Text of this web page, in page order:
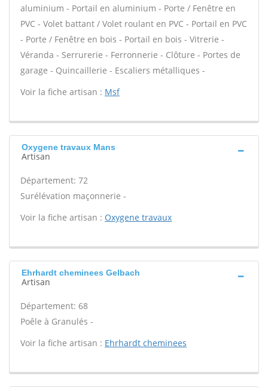
aluminium - Portail en aluminium - Porte / Fenêtre en
PVC - Volet battant / Volet roulant en PVC - Portail en PVC
- Porte / Fenêtre en bois - Portail en bois - Vitrerie -
Véranda - Serrurerie - Ferronnerie - Clôture - Portes de
garage - Quincaillerie - Escaliers métalliques -
Voir la fiche artisan : Msf
Oxygene travaux Mans
Artisan
Département: 72
Surélévation maçonnerie -
Voir la fiche artisan : Oxygene travaux
Ehrhardt cheminees Gelbach
Artisan
Département: 68
Poêle à Granulés -
Voir la fiche artisan : Ehrhardt cheminees